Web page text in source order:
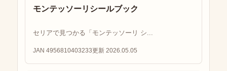
モンテッソーリシールブック
セリアで見つかる「モンテッソーリ シ...
JAN 4956810403233更新 2026.05.05